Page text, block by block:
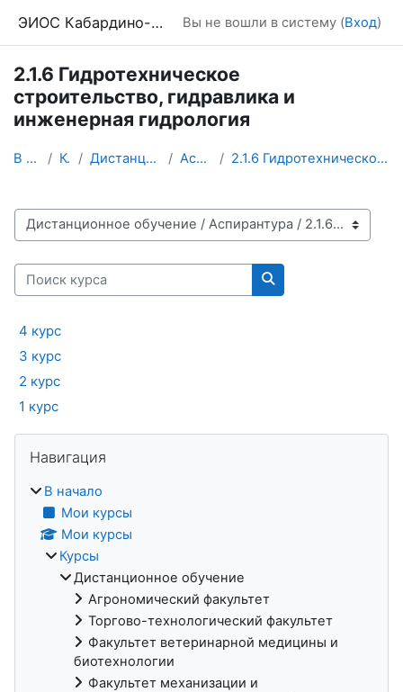
ЭИОС Кабардино-Балкарского ГАУ Вы не вошли в систему (Вход)
2.1.6 Гидротехническое
строительство, гидравлика и
инженерная гидрология
В начало Курсы Дистанционное обучение Аспирантура 2.1.6 Гидротехническое строительство, гидравлика и...
Категории курсов
Поиск курса
Поиск курса
4 курс
3 курс
2 курс
1 курс
Блоки
Навигация
В начало
Мои курсы
Мои курсы
Курсы
Дистанционное обучение
Агрономический факультет
Торгово-технологический факультет
Факультет ветеринарной медицины и
биотехнологии
Факультет механизации и